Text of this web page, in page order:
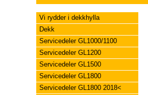
Vi rydder i dekkhylla
Dekk
Servicedeler GL1000/1100
Servicedeler GL1200
Servicedeler GL1500
Servicedeler GL1800
Servicedeler GL1800 2018<